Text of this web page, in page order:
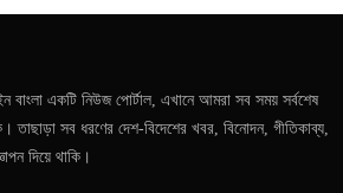
বাংলা একটি নিউজ পোর্টাল, এখানে আমরা সব সময় সর্বশেষ
তাছাড়া সব ধরণের দেশ-বিদেশের খবর, বিনোদন, গীতিকাব্য,
দিয়ে থাকি।